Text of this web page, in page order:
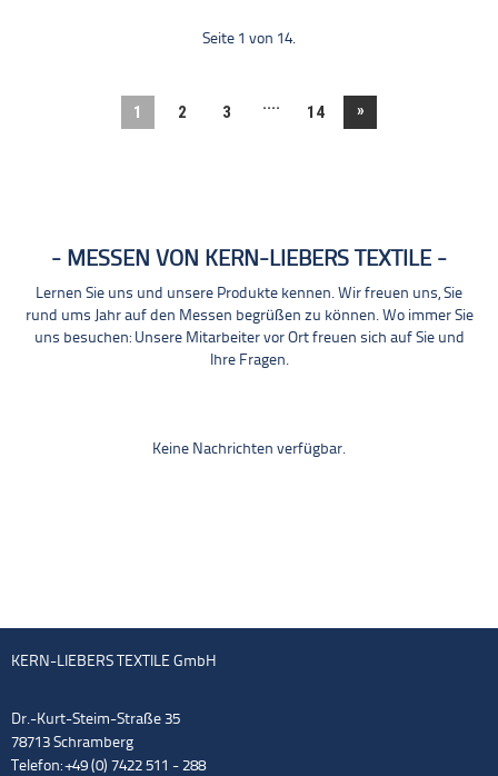
Seite 1 von 14.
1 2 3 .... 14 »
MESSEN VON KERN-LIEBERS TEXTILE
Lernen Sie uns und unsere Produkte kennen. Wir freuen uns, Sie
rund ums Jahr auf den Messen begrüßen zu können. Wo immer Sie
uns besuchen: Unsere Mitarbeiter vor Ort freuen sich auf Sie und
Ihre Fragen.
Keine Nachrichten verfügbar.
KERN-LIEBERS TEXTILE GmbH
Dr.-Kurt-Steim-Straße 35
78713 Schramberg
Telefon: +49 (0) 7422 511 - 288